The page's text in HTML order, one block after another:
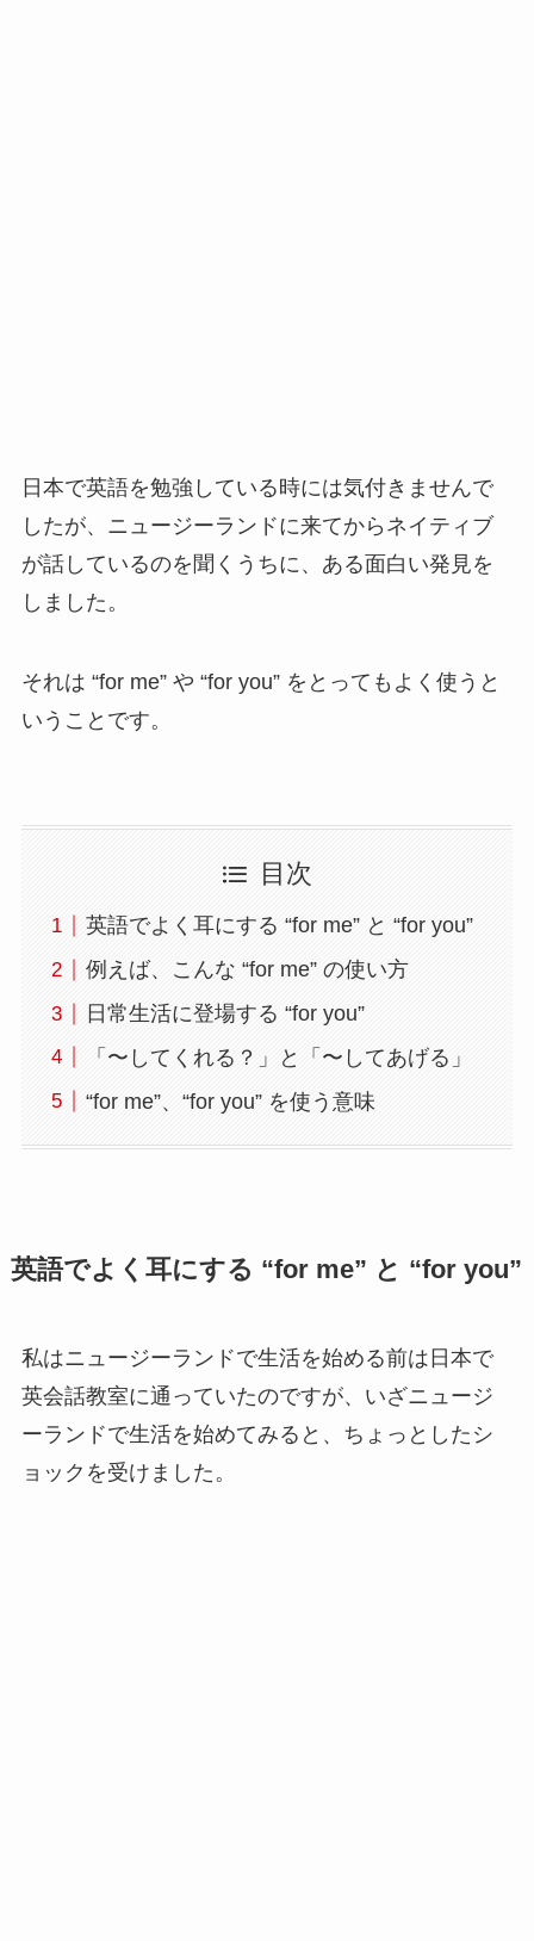
日本で英語を勉強している時には気付きませんで
したが、ニュージーランドに来てからネイティブ
が話しているのを聞くうちに、ある面白い発見を
しました。
それは “for me” や “for you” をとってもよく使うと
いうことです。
目次
英語でよく耳にする “for me” と “for you”
例えば、こんな “for me” の使い方
日常生活に登場する “for you”
「〜してくれる？」と「〜してあげる」
“for me”、“for you” を使う意味
英語でよく耳にする “for me” と “for you”
私はニュージーランドで生活を始める前は日本で
英会話教室に通っていたのですが、いざニュージ
ーランドで生活を始めてみると、ちょっとしたシ
ョックを受けました。